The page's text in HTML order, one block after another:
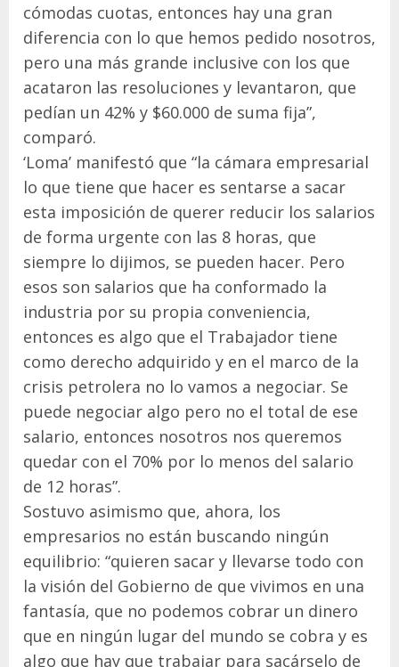
cómodas cuotas, entonces hay una gran
diferencia con lo que hemos pedido nosotros,
pero una más grande inclusive con los que
acataron las resoluciones y levantaron, que
pedían un 42% y $60.000 de suma fija”,
comparó.
‘Loma’ manifestó que “la cámara empresarial
lo que tiene que hacer es sentarse a sacar
esta imposición de querer reducir los salarios
de forma urgente con las 8 horas, que
siempre lo dijimos, se pueden hacer. Pero
esos son salarios que ha conformado la
industria por su propia conveniencia,
entonces es algo que el Trabajador tiene
como derecho adquirido y en el marco de la
crisis petrolera no lo vamos a negociar. Se
puede negociar algo pero no el total de ese
salario, entonces nosotros nos queremos
quedar con el 70% por lo menos del salario
de 12 horas”.
Sostuvo asimismo que, ahora, los
empresarios no están buscando ningún
equilibrio: “quieren sacar y llevarse todo con
la visión del Gobierno de que vivimos en una
fantasía, que no podemos cobrar un dinero
que en ningún lugar del mundo se cobra y es
algo que hay que trabajar para sacárselo de